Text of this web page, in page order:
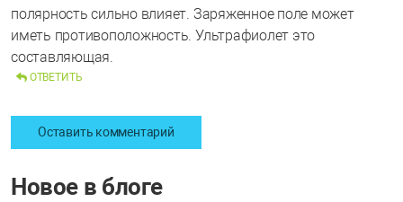
полярность сильно влияет. Заряженное поле может
иметь противоположность. Ультрафиолет это
составляющая.
ОТВЕТИТЬ
Оставить комментарий
Новое в блоге